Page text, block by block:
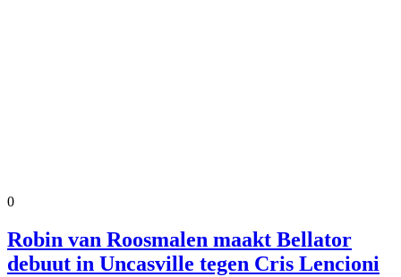
0
Robin van Roosmalen maakt Bellator
debuut in Uncasville tegen Cris Lencioni